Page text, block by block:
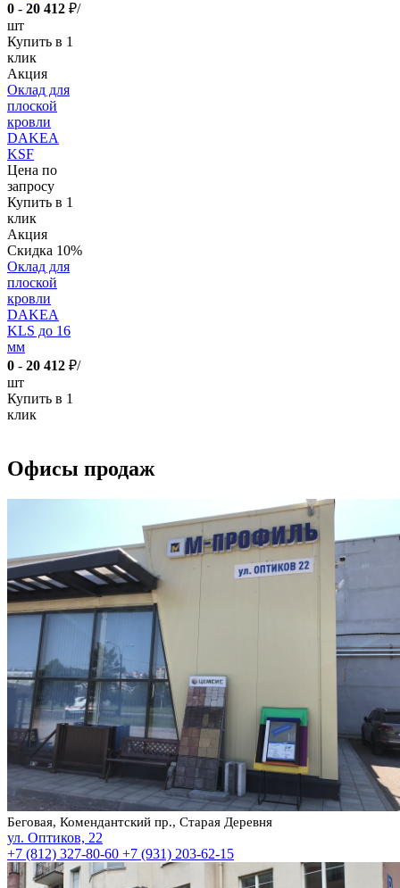
0 - 20 412 ₽/
шт
Купить в 1
клик
Акция
Оклад для
плоской
кровли
DAKEA
KSF
Цена по
запросу
Купить в 1
клик
Акция
Скидка 10%
Оклад для
плоской
кровли
DAKEA
KLS до 16
мм
0 - 20 412 ₽/
шт
Купить в 1
клик
Офисы продаж
Беговая, Комендантский пр., Старая Деревня
ул. Оптиков, 22
+7 (812) 327-80-60 +7 (931) 203-62-15